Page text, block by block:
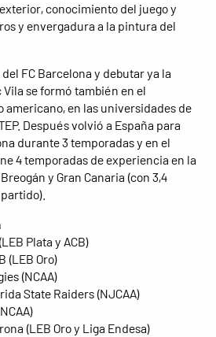
conocimiento del juego y
y envergadura a la pintura del
FC Barcelona y debutar ya la
Vila se formó también en el
en las universidades de
Después volvió a España para
durante 3 temporadas y en el
4 temporadas de experiencia en la
y Gran Canaria (con 3,4
Plata y ACB)
(LEB Oro)
(NCAA)
State Raiders (NJCAA)
(LEB Oro y Liga Endesa)